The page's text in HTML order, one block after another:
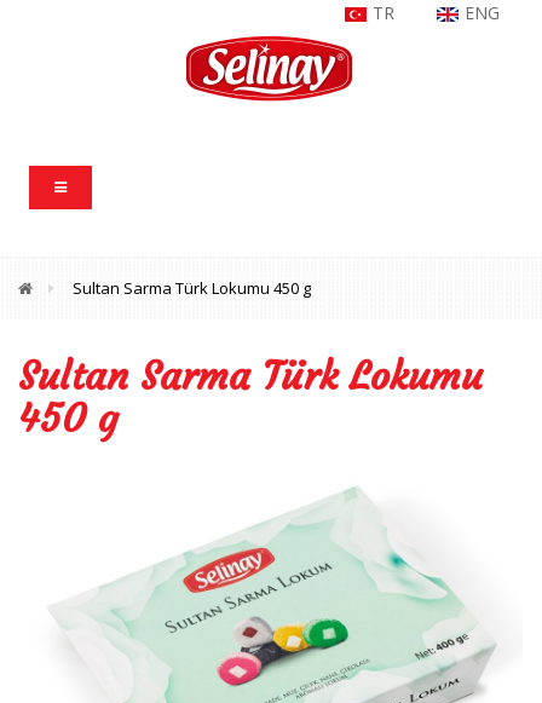
TR ENG
Sultan Sarma Türk Lokumu 450 g
Sultan Sarma Türk Lokumu
450 g